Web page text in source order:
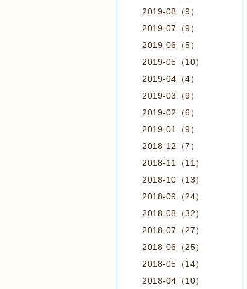
2019-08（9）
2019-07（9）
2019-06（5）
2019-05（10）
2019-04（4）
2019-03（9）
2019-02（6）
2019-01（9）
2018-12（7）
2018-11（11）
2018-10（13）
2018-09（24）
2018-08（32）
2018-07（27）
2018-06（25）
2018-05（14）
2018-04（10）